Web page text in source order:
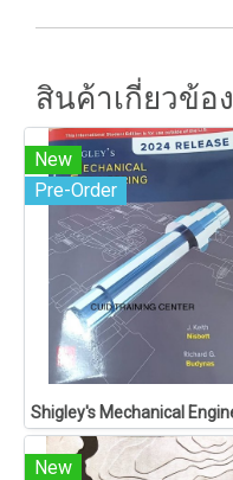
สินค้าเกี่ยวข้อง
New
Pre-Order
New